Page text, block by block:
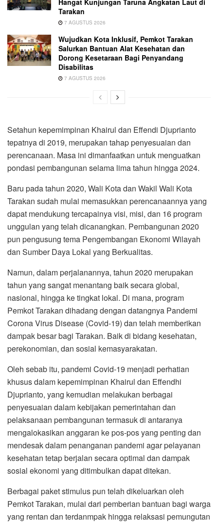
Tarakan
7 AGUSTUS 2026
Wujudkan Kota Inklusif, Pemkot Tarakan
Salurkan Bantuan Alat Kesehatan dan
Dorong Kesetaraan Bagi Penyandang
Disabilitas
7 AGUSTUS 2026
Setahun kepemimpinan Khairul dan Effendi Djuprianto
tepatnya di 2019, merupakan tahap penyesuaian dan
perencanaan. Masa ini dimanfaatkan untuk menguatkan
pondasi pembangunan selama lima tahun hingga 2024.
Baru pada tahun 2020, Wali Kota dan Wakil Wali Kota
Tarakan sudah mulai memasukkan perencanaannya yang
dapat mendukung tercapainya visi, misi, dan 16 program
unggulan yang telah dicanangkan. Pembangunan 2020
pun pengusung tema Pengembangan Ekonomi Wilayah
dan Sumber Daya Lokal yang Berkualitas.
Namun, dalam perjalanannya, tahun 2020 merupakan
tahun yang sangat menantang baik secara global,
nasional, hingga ke tingkat lokal. Di mana, program
Pemkot Tarakan dihadang dengan datangnya Pandemi
Corona Virus Disease (Covid-19) dan telah memberikan
dampak besar bagi Tarakan. Baik di bidang kesehatan,
perekonomian, dan sosial kemasyarakatan.
Oleh sebab itu, pandemi Covid-19 menjadi perhatian
khusus dalam kepemimpinan Khairul dan Effendhi
Djuprianto, yang kemudian melakukan berbagai
penyesuaian dalam kebijakan pemerintahan dan
pelaksanaan pembangunan termasuk di antaranya
mengalokasikan anggaran ke pos-pos yang penting dan
mendesak dalam penanganan pandemi agar pelayanan
kesehatan tetap berjalan secara optimal dan dampak
sosial ekonomi yang ditimbulkan dapat ditekan.
Berbagai paket stimulus pun telah dikeluarkan oleh
Pemkot Tarakan, mulai dari pemberian bantuan bagi warga
yang rentan dan terdanmpak hingga relaksasi pemungutan